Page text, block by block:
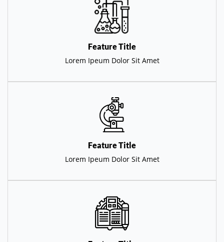
Feature Title
Lorem Ipeum Dolor Sit Amet
Feature Title
Lorem Ipeum Dolor Sit Amet